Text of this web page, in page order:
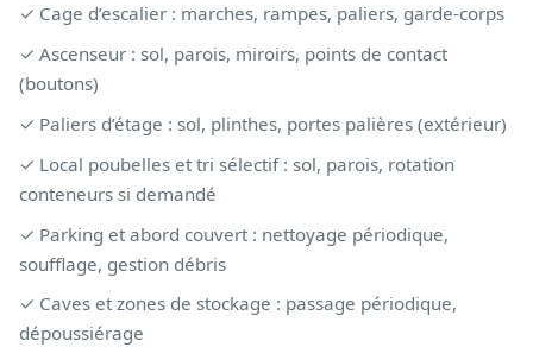
✓ Cage d’escalier : marches, rampes, paliers, garde-corps
✓ Ascenseur : sol, parois, miroirs, points de contact
(boutons)
✓ Paliers d’étage : sol, plinthes, portes palières (extérieur)
✓ Local poubelles et tri sélectif : sol, parois, rotation
conteneurs si demandé
✓ Parking et abord couvert : nettoyage périodique,
soufflage, gestion débris
✓ Caves et zones de stockage : passage périodique,
dépoussiérage